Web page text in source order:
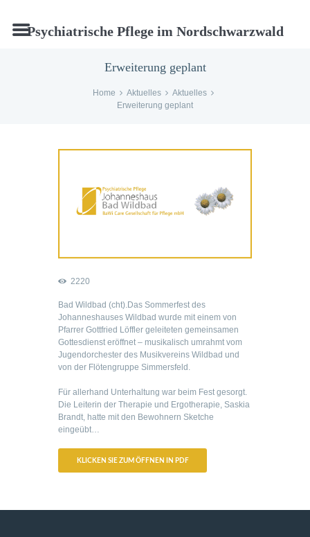
Erweiterung geplant
Home Aktuelles
Aktuelles
Erweiterung geplant
2220
Bad Wildbad (cht).Das Sommerfest des
Johanneshauses Wildbad wurde mit einem von
Pfarrer Gottfried Löffler geleiteten gemeinsamen
Gottesdienst eröffnet – musikalisch umrahmt vom
Jugendorchester des Musikvereins Wildbad und
von der Flötengruppe Simmersfeld.
Für allerhand Unterhaltung war beim Fest gesorgt.
Die Leiterin der Therapie und Ergotherapie, Saskia
Brandt, hatte mit den Bewohnern Sketche
eingeübt…
KLICKEN SIE ZUM ÖFFNEN IN PDF
Psychiatrische Pflege im Nordschwarzwald